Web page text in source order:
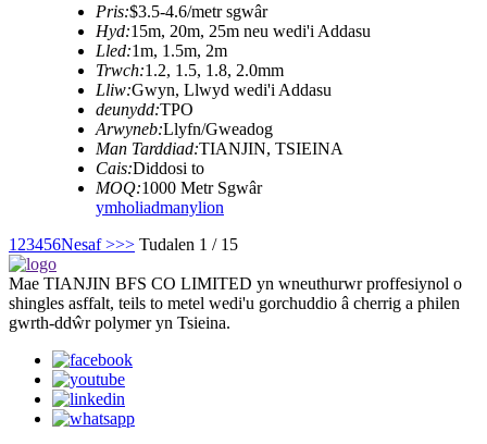
Pris:$3.5-4.6/metr sgwâr
Hyd:15m, 20m, 25m neu wedi'i Addasu
Lled:1m, 1.5m, 2m
Trwch:1.2, 1.5, 1.8, 2.0mm
Lliw:Gwyn, Llwyd wedi'i Addasu
deunydd:TPO
Arwyneb:Llyfn/Gweadog
Man Tarddiad:TIANJIN, TSIEINA
Cais:Diddosi to
MOQ:1000 Metr Sgwâr
ymholiadmanylion
1 23456Nesaf >>> Tudalen 1 / 15
Mae TIANJIN BFS CO LIMITED yn wneuthurwr proffesiynol o
shingles asffalt, teils to metel wedi'u gorchuddio â cherrig a philen
gwrth-ddŵr polymer yn Tsieina.